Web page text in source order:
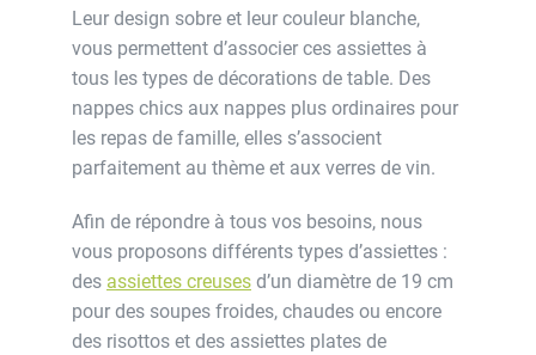
Leur design sobre et leur couleur blanche,
vous permettent d’associer ces assiettes à
tous les types de décorations de table. Des
nappes chics aux nappes plus ordinaires pour
les repas de famille, elles s’associent
parfaitement au thème et aux verres de vin.
Afin de répondre à tous vos besoins, nous
vous proposons différents types d’assiettes :
des assiettes creuses d’un diamètre de 19 cm
pour des soupes froides, chaudes ou encore
des risottos et des assiettes plates de